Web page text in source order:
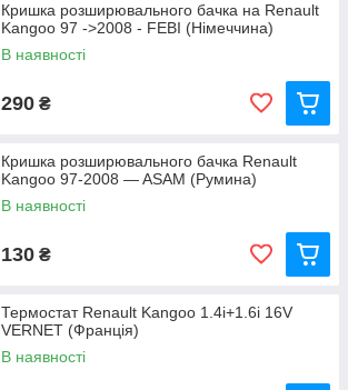
Кришка розширювального бачка на Renault
Kangoo 97 ->2008 - FEBI (Німеччина)
В наявності
290 ₴
Кришка розширювального бачка Renault
Kangoo 97-2008 — ASAM (Румина)
В наявності
130 ₴
Термостат Renault Kangoo 1.4i+1.6i 16V
VERNET (Франція)
В наявності